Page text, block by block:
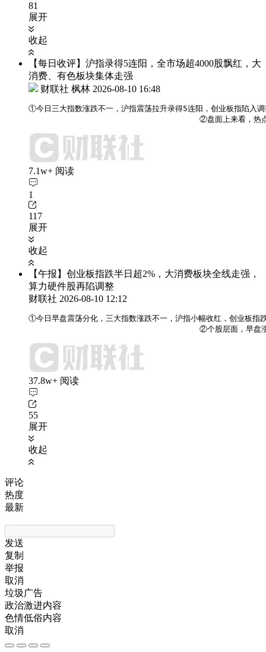
81
展开
收起
【每日收评】沪指录得5连阳，全市场超4000股飘红，大
消费、有色板块集体走强
财联社 枫林 2026-08-10 16:48
①今日三大指数涨跌不一，沪指震荡拉升录得5连阳，创业板指陷入
②盘面上来看，热点呈
7.1w+ 阅读
1
117
展开
收起
【午报】创业板指跌半日超2%，大消费板块全线走强，
算力硬件股再陷调整
财联社 2026-08-10 12:12
①今日早盘震荡分化，三大指数涨跌不一，沪指小幅收红，创业板指
②个股层面，早盘涨
37.8w+ 阅读
55
展开
收起
评论
热度
最新
发送
复制
举报
取消
垃圾广告
政治激进内容
色情低俗内容
取消